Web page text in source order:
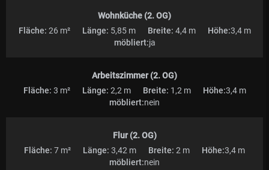
Wohnküche (2. OG)
Fläche: 26 m² Länge: 5,85 m Breite: 4,4 m Höhe:3,4 m
möbliert:ja
Arbeitszimmer (2. OG)
Fläche: 3 m² Länge: 2,2 m Breite: 1,2 m Höhe:3,4 m
möbliert:nein
Flur (2. OG)
Fläche: 7 m² Länge: 3,42 m Breite: 2 m Höhe:3,4 m
möbliert:nein